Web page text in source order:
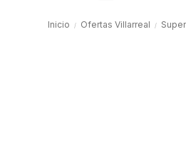
Inicio Ofertas Villarreal